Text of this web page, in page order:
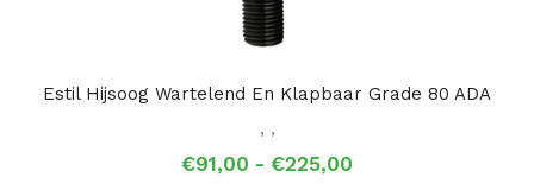
Estil Hijsoog Wartelend En Klapbaar Grade 80 ADA
, ,
€91,00 - €225,00